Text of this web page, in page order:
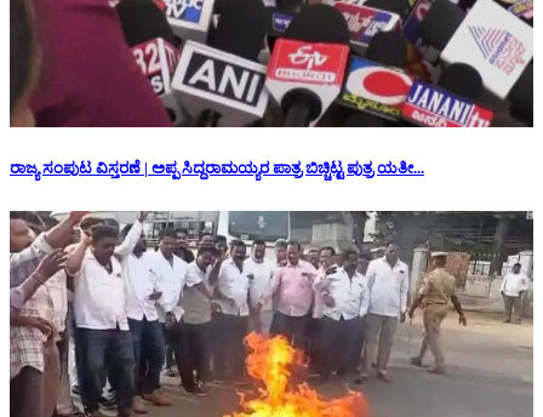
ರಾಜ್ಯ ಸಂಪುಟ ವಿಸ್ತರಣೆ | ಅಪ್ಪ ಸಿದ್ದರಾಮಯ್ಯರ ಪಾತ್ರ ಬಿಚ್ಚಿಟ್ಟ ಪುತ್ರ ಯತೀ...